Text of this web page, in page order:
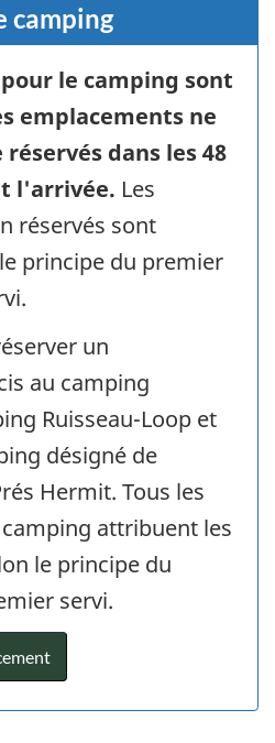
camping
le camping sont
emplacements ne
dans les 48
l'arrivée. Les
réservés sont
principe du premier
un
au camping
Ruisseau-Loop et
désigné de
Hermit. Tous les
attribuent les
le principe du
servi.